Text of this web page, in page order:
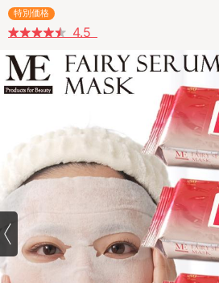
特別価格
4.5